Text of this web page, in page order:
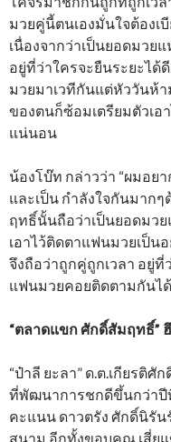
มวยคู่นี้ตนเองมั่นใจต้องเ
เนื่องจากว่าเป็นยอดมวย
อยู่ที่ว่าใครจะยืนระยะได้
มวยมาเวทีกันแต่หัววันห้
ของตนก็ซ้อมเตรียมตัวเอ
แน่นอน
น้องโบ๊ท กล่าวว่า “ผมอ
และเป็น กำลังใจกันมาก
ฤทธิ์นั้นถือว่าเป็นยอดมว
เอาไว้ติดตาแฟนมวยเป็น
จึงถือว่าถูกคู่ถูกเวลา อยู่
แฟนมวยคอยติดตามกันได้
“ตลาดแขก ศักดิ์สัมฤทธิ์”
“ป๋าลี ยะลา” ด.ต.เกียรติ
ที่พัฒนาการชกดีขึ้นกว่าปี
คะแนน ดาวตรัง ศักดิ์นิรั
สนาม อีกทั้งขอบคุณ เสี่ย